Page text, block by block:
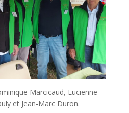
Marcicaud, Lucienne
et Jean-Marc Duron.